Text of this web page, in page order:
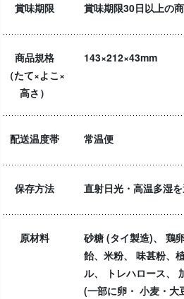
賞味期限 賞味期限30日以上の
商品規格
（たて×よこ×
高さ）
143×212×43mm
配送温度帯 常温便
保存方法 直射日光・高温多湿
原材料
砂糖 (タイ製造)、 鶏
飴、米粉、 味甚粉、
ル、 トレハロース、
(一部に卵・ 小麦・大